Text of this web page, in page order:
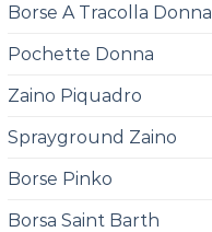
Borse A Tracolla Donna
Pochette Donna
Zaino Piquadro
Sprayground Zaino
Borse Pinko
Borsa Saint Barth